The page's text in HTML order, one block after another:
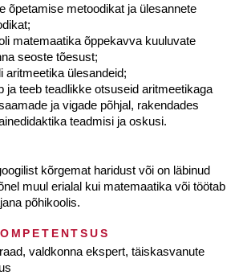
õpetamise metoodikat ja ülesannete
matemaatika õppekavva kuuluvate
seoste tõesust;
aritmeetika ülesandeid;
ja teeb teadlikke otsuseid aritmeetikaga
ja vigade põhjal, rakendades
teadmisi ja oskusi.
kõrgemat haridust või on läbinud
muul erialal kui matemaatika või töötab
põhikoolis.
valdkonna ekspert, täiskasvanute